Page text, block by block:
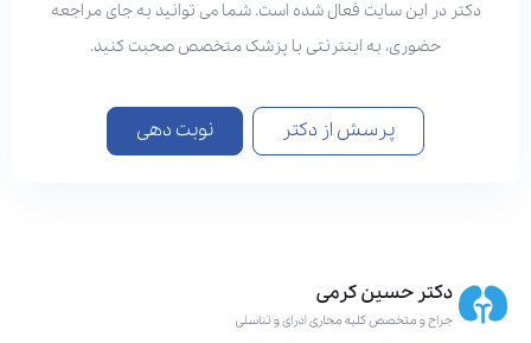
دکتر در این سایت فعال شده است. شما می توانید به جای مراجعه
حضوری، به اینترنتی با پزشک متخصص صحبت کنید.
پرسش از دکتر نوبت دهی